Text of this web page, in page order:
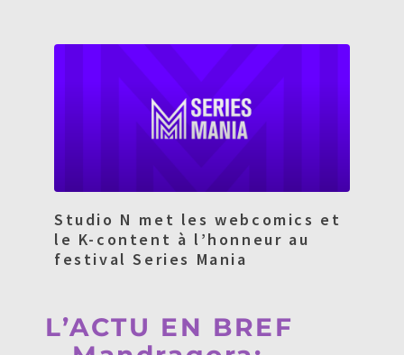
Studio N met les webcomics et
le K-content à l’honneur au
festival Series Mania
L’ACTU EN BREF